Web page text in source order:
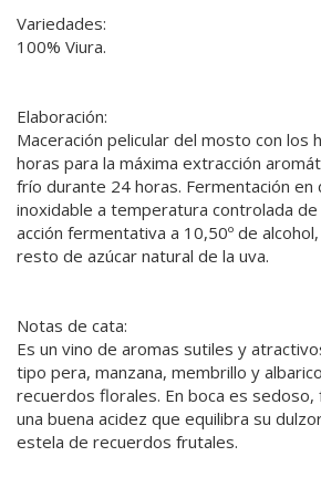
Variedades:
100% Viura.
Elaboración:
Maceración pelicular del mosto con los
horas para la máxima extracción
frío durante 24 horas. Fermentación
inoxidable a temperatura controlada de
acción fermentativa a 10,50º de
resto de azúcar natural de la uva.
Notas de cata:
Es un vino de aromas sutiles y
tipo pera, manzana, membrillo y
recuerdos florales. En boca es
una buena acidez que equilibra su
estela de recuerdos frutales.